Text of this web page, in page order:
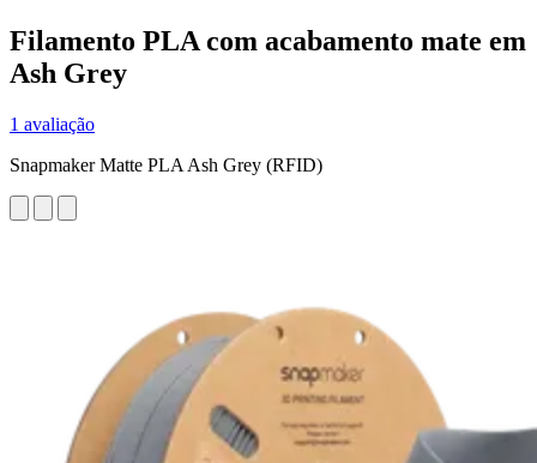
Filamento PLA com acabamento mate em
Ash Grey
1 avaliação
Snapmaker Matte PLA Ash Grey (RFID)